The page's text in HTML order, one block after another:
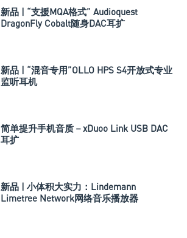
新品 | “支援MQA格式” Audioquest
DragonFly Cobalt随身DAC耳扩
新品 | “混音专用”OLLO HPS S4开放式专业
监听耳机
简单提升手机音质－xDuoo Link USB DAC
耳扩
新品 | 小体积大实力：Lindemann
Limetree Network网络音乐播放器